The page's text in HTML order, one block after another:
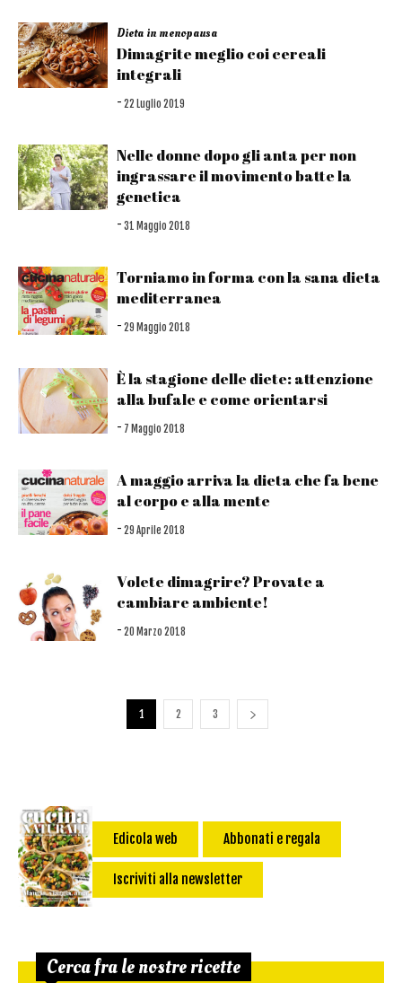
Dieta in menopausa
Dimagrite meglio coi cereali
integrali
- 22 Luglio 2019
Nelle donne dopo gli anta per non
ingrassare il movimento batte la
genetica
- 31 Maggio 2018
Torniamo in forma con la sana dieta
mediterranea
- 29 Maggio 2018
È la stagione delle diete: attenzione
alla bufale e come orientarsi
- 7 Maggio 2018
A maggio arriva la dieta che fa bene
al corpo e alla mente
- 29 Aprile 2018
Volete dimagrire? Provate a
cambiare ambiente!
- 20 Marzo 2018
1 2 3
Edicola web Abbonati e regala
Iscriviti alla newsletter
Cerca fra le nostre ricette